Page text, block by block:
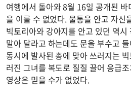
여행에서 돌아와 8월 16일 공개된
을 이룰 수 없었다. 물통을 안고 자신
빅토리아와 강아지를 안고 있던 역
말아 달라고 하는데도 문을 부수고
동시에 발사된 총에 맞아 쓰러지는
러진 그녀를 복도로 질질 끌어 응급
영상은 믿을 수가 없었다.